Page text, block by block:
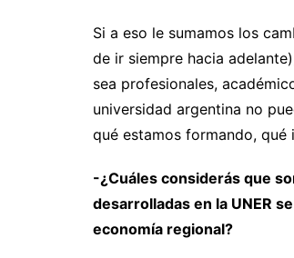
Si a eso le sumamos los
de ir siempre hacia
sea profesionales,
universidad argentina no
qué estamos formando, qué
-¿Cuáles considerás que
desarrolladas en la UNER
economía regional?